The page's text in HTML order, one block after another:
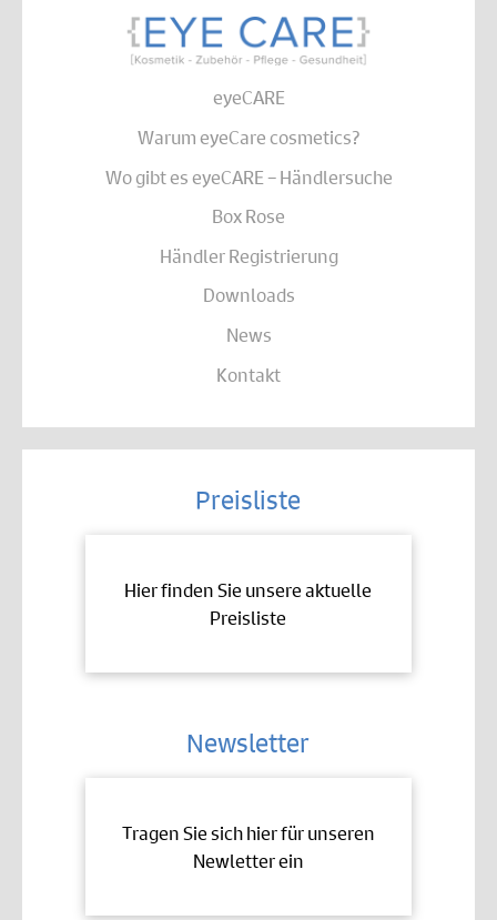
eyeCARE
Warum eyeCare cosmetics?
Wo gibt es eyeCARE – Händlersuche
Box Rose
Händler Registrierung
Downloads
News
Kontakt
Preisliste
Hier finden Sie unsere aktuelle
Preisliste
Newsletter
Tragen Sie sich hier für unseren
Newletter ein